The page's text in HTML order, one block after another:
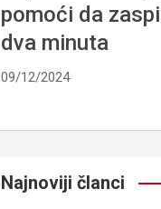
pomoći da
dva minuta
09/12/2024
Najnoviji članci